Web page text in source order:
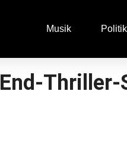
Musik Politik
Thriller-